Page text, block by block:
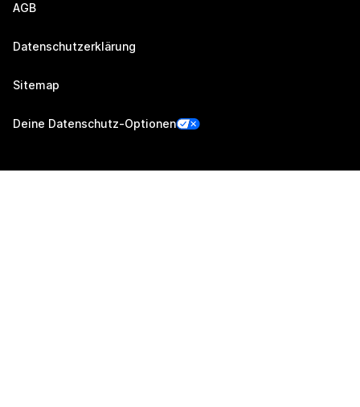
AGB
Datenschutzerklärung
Sitemap
Deine Datenschutz-Optionen